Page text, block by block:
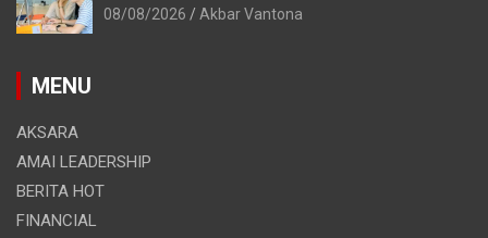
08/08/2026 Akbar Vantona
MENU
AKSARA
AMAI LEADERSHIP
BERITA HOT
FINANCIAL